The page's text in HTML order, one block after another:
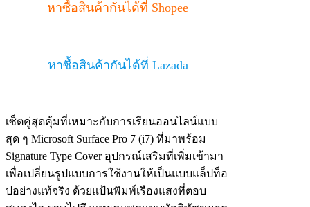
หาซื้อสินค้ากันได้ที่ Shopee
หาซื้อสินค้ากันได้ที่ Lazada
เซ็ตคู่สุดคุ้มที่เหมาะกับการเรียนออนไลน์แบบ
สุด ๆ Microsoft Surface Pro 7 (i7) ที่มาพร้อม
Signature Type Cover อุปกรณ์เสริมที่เพิ่มเข้ามา
เพื่อเปลี่ยนรูปแบบการใช้งานให้เป็นแบบแล็ปท็อ
ปอย่างแท้จริง ด้วยแป้นพิมพ์เรืองแสงที่ตอบ